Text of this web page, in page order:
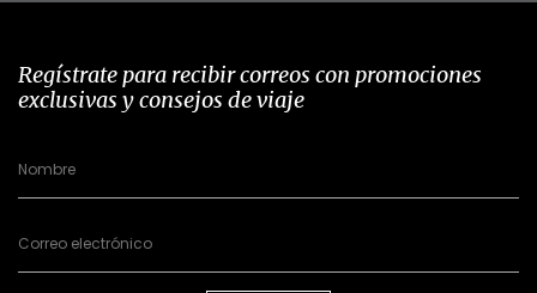
Regístrate para recibir correos con promociones
exclusivas y consejos de viaje